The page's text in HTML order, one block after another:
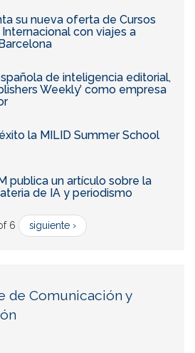
su nueva oferta de Cursos
con viajes a
de inteligencia editorial,
Weekly’ como empresa
la MILID Summer School
publica un artículo sobre la
de IA y periodismo
6 siguiente ›
de Comunicación y